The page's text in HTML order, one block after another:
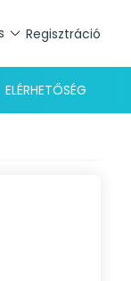
Regisztráció
ELÉRHETŐSÉG